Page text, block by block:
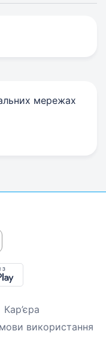
мережах
Кар’єра
використання